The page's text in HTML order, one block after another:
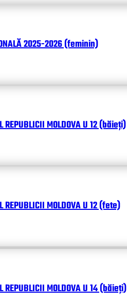
2025-2026 (feminin)
REPUBLICII MOLDOVA U 12 (băieți)
REPUBLICII MOLDOVA U 12 (fete)
REPUBLICII MOLDOVA U 14 (băieți)